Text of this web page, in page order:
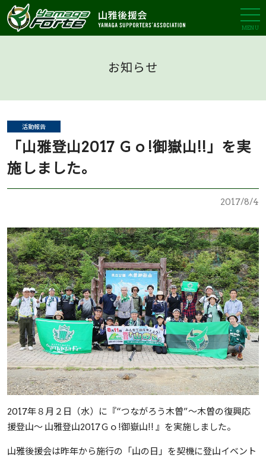
MENU
お知らせ
活動報告
「山雅登山2017 Ｇｏ!御嶽山!!」を実
施しました。
2017/8/4
2017年８月２日（水）に『“つながろう木曽”～木曽の復興応
援登山～ 山雅登山2017Ｇｏ!御嶽山!! 』を実施しました。
山雅後援会は昨年から施行の「山の日」を契機に登山イベント